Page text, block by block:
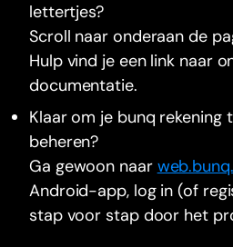
lettertjes?
Scroll naar onderaan de
Hulp vind je een link naar
documentatie.
Klaar om je bunq rekening
beheren?
Ga gewoon naar
Android-app, log in (of
stap voor stap door het